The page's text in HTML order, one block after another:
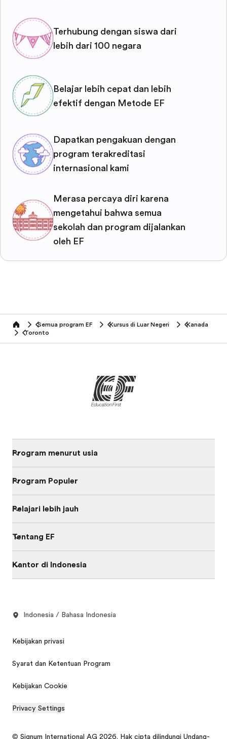
Terhubung dengan siswa dari
lebih dari 100 negara
Belajar lebih cepat dan lebih
efektif dengan Metode EF
Dapatkan pengakuan dengan
program terakreditasi
internasional kami
Merasa percaya diri karena
mengetahui bahwa semua
sekolah dan program dijalankan
oleh EF
home Semua program EF Kursus di Luar Negeri
Kanada
Toronto
Program menurut usia
Program Populer
Pelajari lebih jauh
Tentang EF
Kantor di Indonesia
Indonesia / Bahasa Indonesia
Kebijakan privasi
Syarat dan Ketentuan Program
Kebijakan Cookie
Privacy Settings
© Signum International AG 2026. Hak cipta dilindungi Undang-